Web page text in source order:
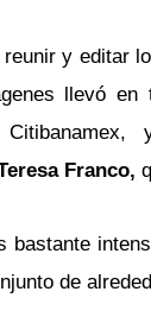
y editar
llevó
Franco,
bastante
de